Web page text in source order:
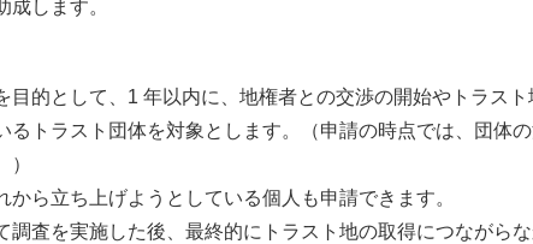
します。
的として、1 年以内に、地権者との交渉の開始やトラスト
トラスト団体を対象とします。（申請の時点では、団体
ら立ち上げようとしている個人も申請できます。
査を実施した後、最終的にトラスト地の取得につながらな